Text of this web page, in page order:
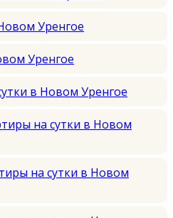
Уренгое
Уренгое
в Новом Уренгое
на сутки в Новом
на сутки в Новом